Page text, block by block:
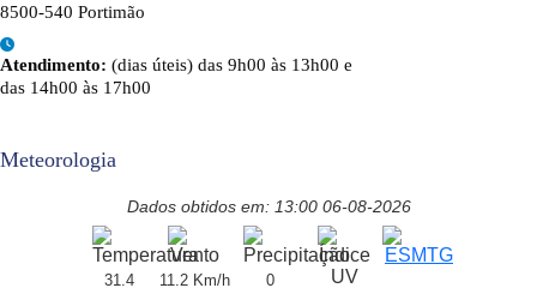
8500-540 Portimão
Atendimento: (dias úteis) das 9h00 às 13h00 e
das 14h00 às 17h00
Meteorologia
Dados obtidos em: 13:00 06-08-2026
31.4 11.2 Km/h
0